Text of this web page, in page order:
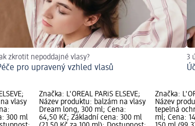
zkrotit nepoddajné vlasy?
pro upravený vzhled vlasů
3
vlasy
300 ml
Značka: L'ORÉAL PARiS ELSEVE;
Název produktu: balzám na vlasy
Dream long, 300 ml; Cena:
64,50 Kč; Základní cena: 300 ml
Značka:
Název
tepelná
ml; Cena: